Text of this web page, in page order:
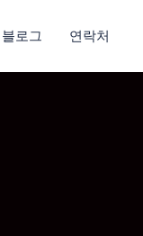
블로그 연락처